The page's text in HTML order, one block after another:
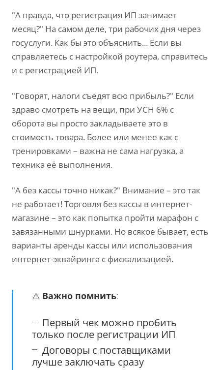
"А правда, что регистрация ИП занимает
месяц?" На самом деле, три рабочих дня через
госуслуги. Как бы это объяснить... Если вы
справляетесь с настройкой роутера, справитесь
и с регистрацией ИП.
"Говорят, налоги съедят всю прибыль?" Если
здраво смотреть на вещи, при УСН 6% с
оборота вы просто закладываете это в
стоимость товара. Более или менее как с
тренировками – важна не сама нагрузка, а
техника её выполнения.
"А без кассы точно никак?" Внимание – это так
не работает! Торговля без кассы в интернет-
магазине – это как попытка пройти марафон с
завязанными шнурками. Но всякое бывает, есть
варианты аренды кассы или использования
интернет-эквайринга с фискализацией.
⚠️ Важно помнить:
Первый чек можно пробить
только после регистрации ИП
Договоры с поставщиками
лучше заключать сразу